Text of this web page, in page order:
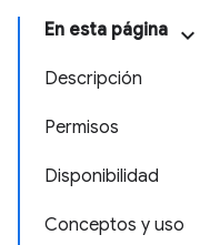
En esta página
Descripción
Permisos
Disponibilidad
Conceptos y uso